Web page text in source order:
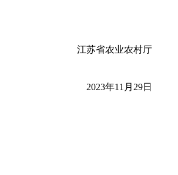
江苏省农业农村厅
2023年11月29日